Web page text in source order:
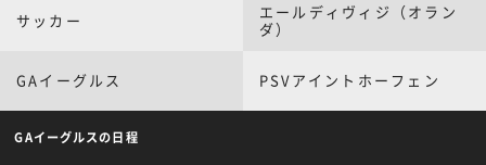
サッカー
エールディヴィジ（オラン
ダ）
GAイーグルス PSVアイントホーフェン
GAイーグルスの日程